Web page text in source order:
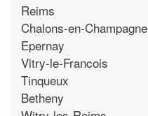
Reims
Chalons-en-Champagne
Epernay
Vitry-le-Francois
Tinqueux
Betheny